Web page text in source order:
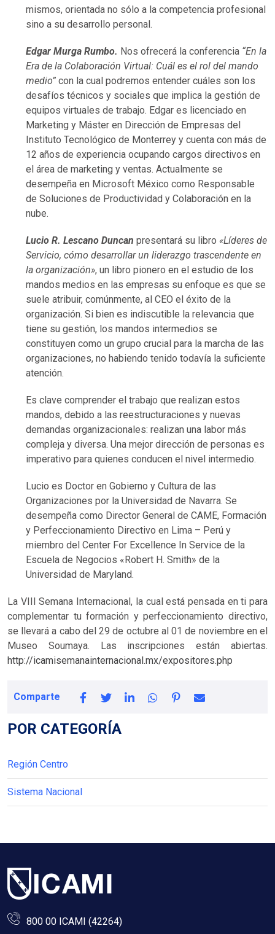
mismos, orientada no sólo a la competencia profesional
sino a su desarrollo personal.
Edgar Murga Rumbo. Nos ofrecerá la conferencia “En la
Era de la Colaboración Virtual: Cuál es el rol del mando
medio” con la cual podremos entender cuáles son los
desafíos técnicos y sociales que implica la gestión de
equipos virtuales de trabajo. Edgar es licenciado en
Marketing y Máster en Dirección de Empresas del
Instituto Tecnológico de Monterrey y cuenta con más de
12 años de experiencia ocupando cargos directivos en
el área de marketing y ventas. Actualmente se
desempeña en Microsoft México como Responsable
de Soluciones de Productividad y Colaboración en la
nube.
Lucio R. Lescano Duncan presentará su libro «Líderes de
Servicio, cómo desarrollar un liderazgo trascendente en
la organización», un libro pionero en el estudio de los
mandos medios en las empresas su enfoque es que se
suele atribuir, comúnmente, al CEO el éxito de la
organización. Si bien es indiscutible la relevancia que
tiene su gestión, los mandos intermedios se
constituyen como un grupo crucial para la marcha de las
organizaciones, no habiendo tenido todavía la suficiente
atención.
Es clave comprender el trabajo que realizan estos
mandos, debido a las reestructuraciones y nuevas
demandas organizacionales: realizan una labor más
compleja y diversa. Una mejor dirección de personas es
imperativo para quienes conducen el nivel intermedio.
Lucio es Doctor en Gobierno y Cultura de las
Organizaciones por la Universidad de Navarra. Se
desempeña como Director General de CAME, Formación
y Perfeccionamiento Directivo en Lima – Perú y
miembro del Center For Excellence In Service de la
Escuela de Negocios «Robert H. Smith» de la
Universidad de Maryland.
La VIII Semana Internacional, la cual está pensada en ti para
complementar tu formación y perfeccionamiento directivo,
se llevará a cabo del 29 de octubre al 01 de noviembre en el
Museo Soumaya. Las inscripciones están abiertas.
http://icamisemanainternacional.mx/expositores.php
Comparte
POR CATEGORÍA
Región Centro
Sistema Nacional
800 00 ICAMI (42264)